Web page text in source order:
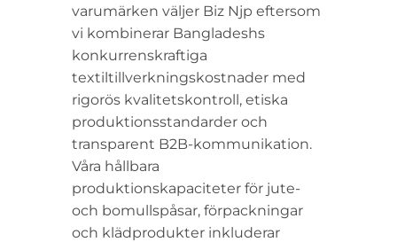
varumärken väljer Biz Njp eftersom
vi kombinerar Bangladeshs
konkurrenskraftiga
textiltillverkningskostnader med
rigorös kvalitetskontroll, etiska
produktionsstandarder och
transparent B2B-kommunikation.
Våra hållbara
produktionskapaciteter för jute-
och bomullspåsar, förpackningar
och klädprodukter inkluderar